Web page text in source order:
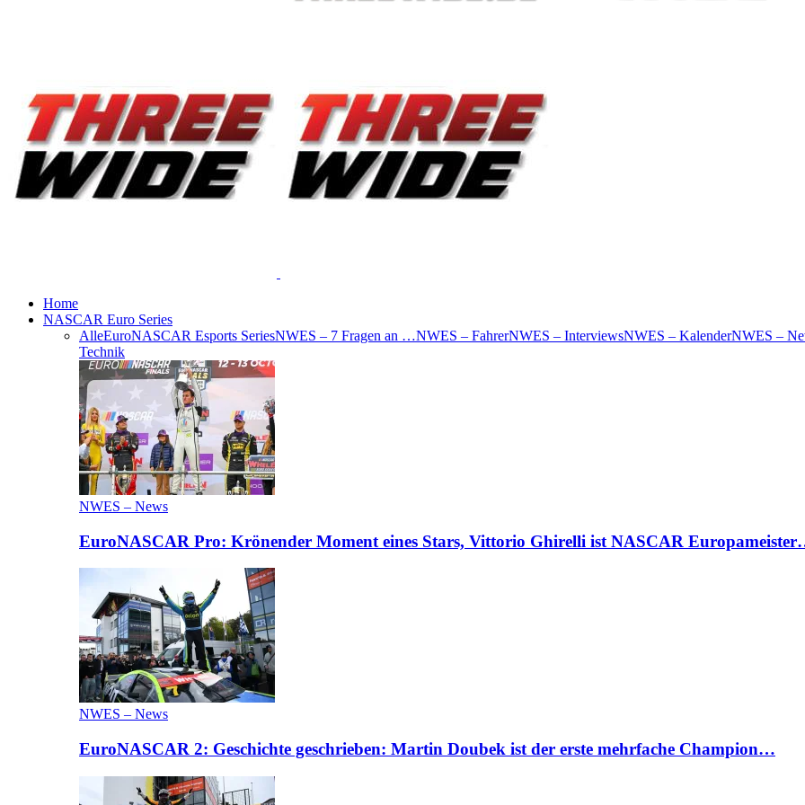
Home
NASCAR Euro Series
AlleEuroNASCAR Esports SeriesNWES – 7 Fragen an …NWES – FahrerNWES – InterviewsNWES – KalenderNWES –
Technik
NWES – News
EuroNASCAR Pro: Krönender Moment eines Stars, Vittorio Ghirelli ist NASCAR
NWES – News
EuroNASCAR 2: Geschichte geschrieben: Martin Doubek ist der erste mehrfache Champion…